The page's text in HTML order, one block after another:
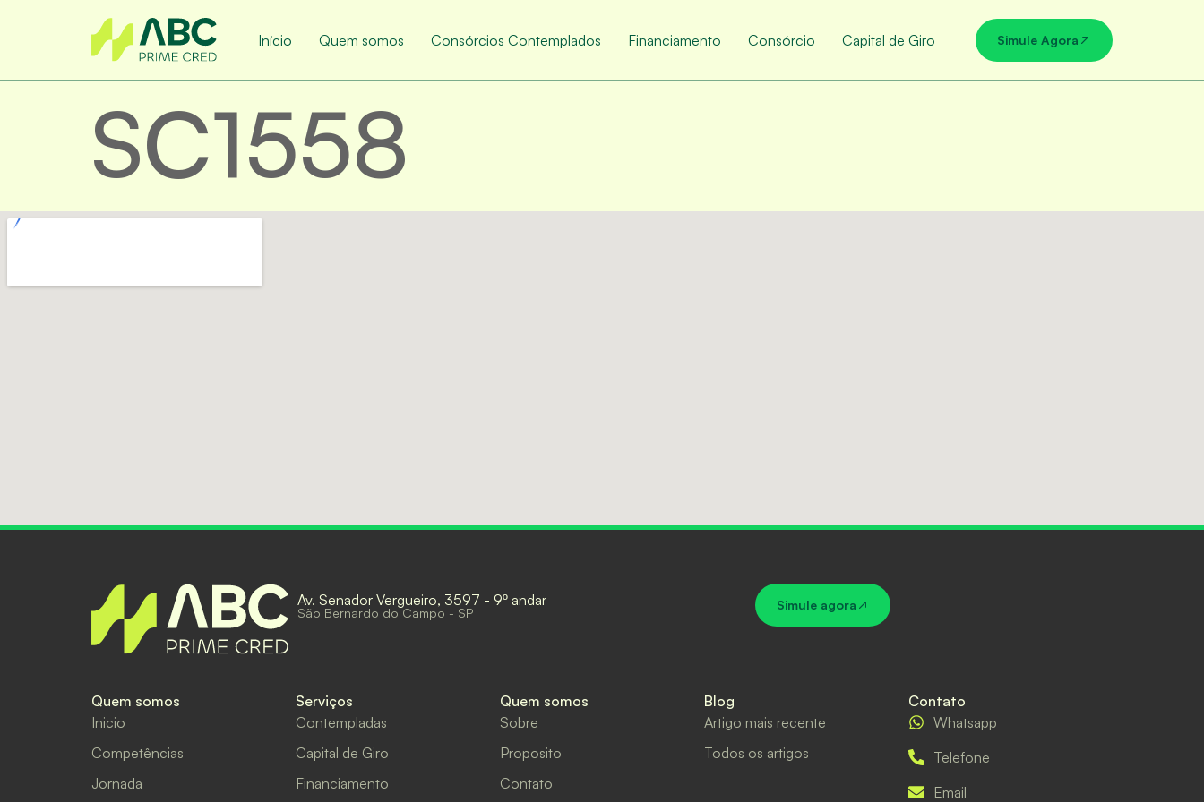
Início Quem somos Consórcios Contemplados Financiamento Consórcio Capital de Giro Simule Agora
SC1558
Av. Senador Vergueiro, 3597 - 9º andar
São Bernardo do Campo - SP
Simule agora
Quem somos
Inicio
Competências
Jornada
Serviços
Contempladas
Capital de Giro
Financiamento
Quem somos
Sobre
Proposito
Contato
Blog
Artigo mais recente
Todos os artigos
Contato
Whatsapp
Telefone
Email